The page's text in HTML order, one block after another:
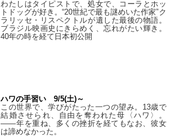
わたしはタイピストで、処⼥で、コーラとホッ
トドッグが好き。“20世紀で最も謎めいた作家”ク
ラリッセ・リスペクトルが遺した最後の物語。
ブラジル映画史にきらめく、忘れがたい輝き。
40年の時を経て⽇本初公開
ハワの手習い 9/5(土)～
この世界で、学びがたった一つの望み。13歳で
結婚させられ、自由を奪われた母〈ハワ〉。
——年を重ね、多くの挫折を経てもなお、彼女
は諦めなかった。